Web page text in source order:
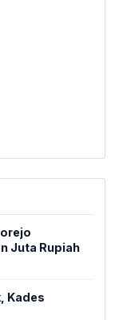
Juta Rupiah
Kades